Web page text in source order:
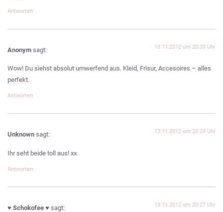
Antworten
Anonym sagt: 13.11.2012 um 20:20 Uhr
Wow! Du siehst absolut umwerfend aus. Kleid, Frisur, Accesoires – alles
perfekt.
Antworten
Unknown sagt: 13.11.2012 um 20:24 Uhr
Ihr seht beide toll aus! xx
Antworten
♥ Schokofee ♥ sagt: 13.11.2012 um 20:27 Uhr